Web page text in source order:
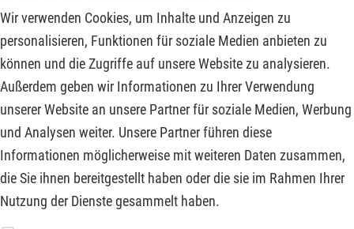
Wir verwenden Cookies, um Inhalte und Anzeigen zu
personalisieren, Funktionen für soziale Medien anbieten zu
können und die Zugriffe auf unsere Website zu analysieren.
Außerdem geben wir Informationen zu Ihrer Verwendung
unserer Website an unsere Partner für soziale Medien, Werbung
und Analysen weiter. Unsere Partner führen diese
Informationen möglicherweise mit weiteren Daten zusammen,
die Sie ihnen bereitgestellt haben oder die sie im Rahmen Ihrer
Nutzung der Dienste gesammelt haben.
Lösungsanbieter der Elektrifizierung massiv unterbewertet
erscheint und mit einem riesigen polymetallischen
Vorkommen ein zukünftiger Übernahmekandidat sein
könnte. Die dritte Aktie ist ein europäischer Cloud-Provider,
der durch starkes Wachstum und KI wieder am Markt
punktet, aber noch nicht als KI-Aktie bewertet wird.